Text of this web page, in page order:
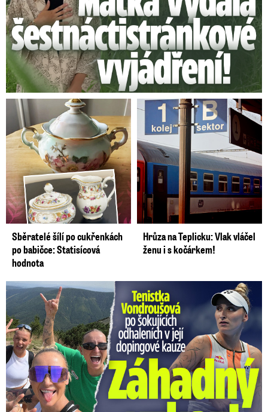
Sběratelé šílí po cukřenkách
po babičce: Statisícová
hodnota
Hrůza na Teplicku: Vlak vláčel
ženu i s kočárkem!
Vondroušová po šokujících odhaleních v kauze: Záhadný vzkaz!